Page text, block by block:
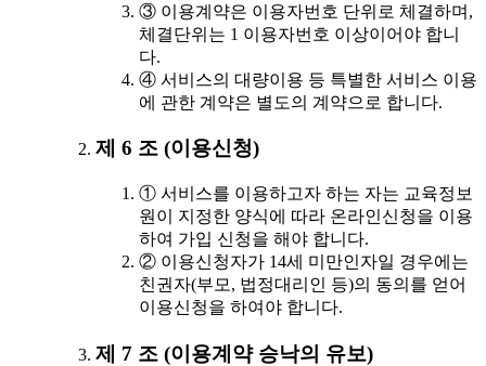
③ 이용계약은 이용자번호 단위로 체결하며,
체결단위는 1 이용자번호 이상이어야 합니
다.
④ 서비스의 대량이용 등 특별한 서비스 이용
에 관한 계약은 별도의 계약으로 합니다.
제 6 조 (이용신청)
① 서비스를 이용하고자 하는 자는 교육정보
원이 지정한 양식에 따라 온라인신청을 이용
하여 가입 신청을 해야 합니다.
② 이용신청자가 14세 미만인자일 경우에는
친권자(부모, 법정대리인 등)의 동의를 얻어
이용신청을 하여야 합니다.
제 7 조 (이용계약 승낙의 유보)